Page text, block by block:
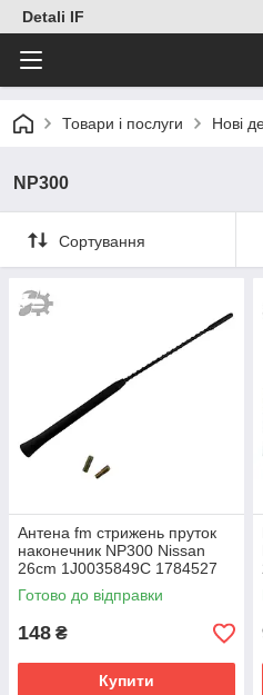
Detali IF
Товари і послуги Нові
NP300
Сортування
Антена fm стрижень пруток
наконечник NP300 Nissan
26cm 1J0035849C 1784527
100093610 90566812
1784011
Готово до відправки
148 ₴
Купити